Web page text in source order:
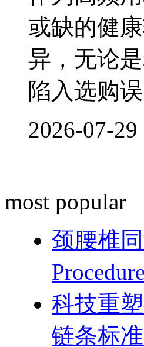
或缺的健
异，无论
陷入选购
2026-07-29
most popular
颈腰椎
科技重
链条标